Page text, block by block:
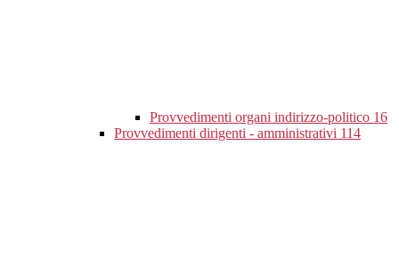
Provvedimenti organi indirizzo-politico 16
Provvedimenti dirigenti - amministrativi 114